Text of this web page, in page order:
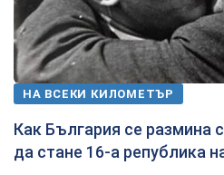
НА ВСЕКИ КИЛОМЕТЪР
Как България се размина
да стане 16-а република